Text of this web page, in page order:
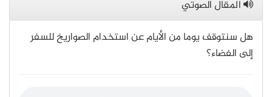
المقال الصوتي
هل سنتوقف يوما من الأيام عن استخدام الصواريخ للسفر
إلى الفضاء؟